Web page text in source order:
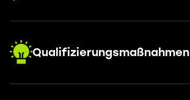
Qualifizierungsmaßnahmen